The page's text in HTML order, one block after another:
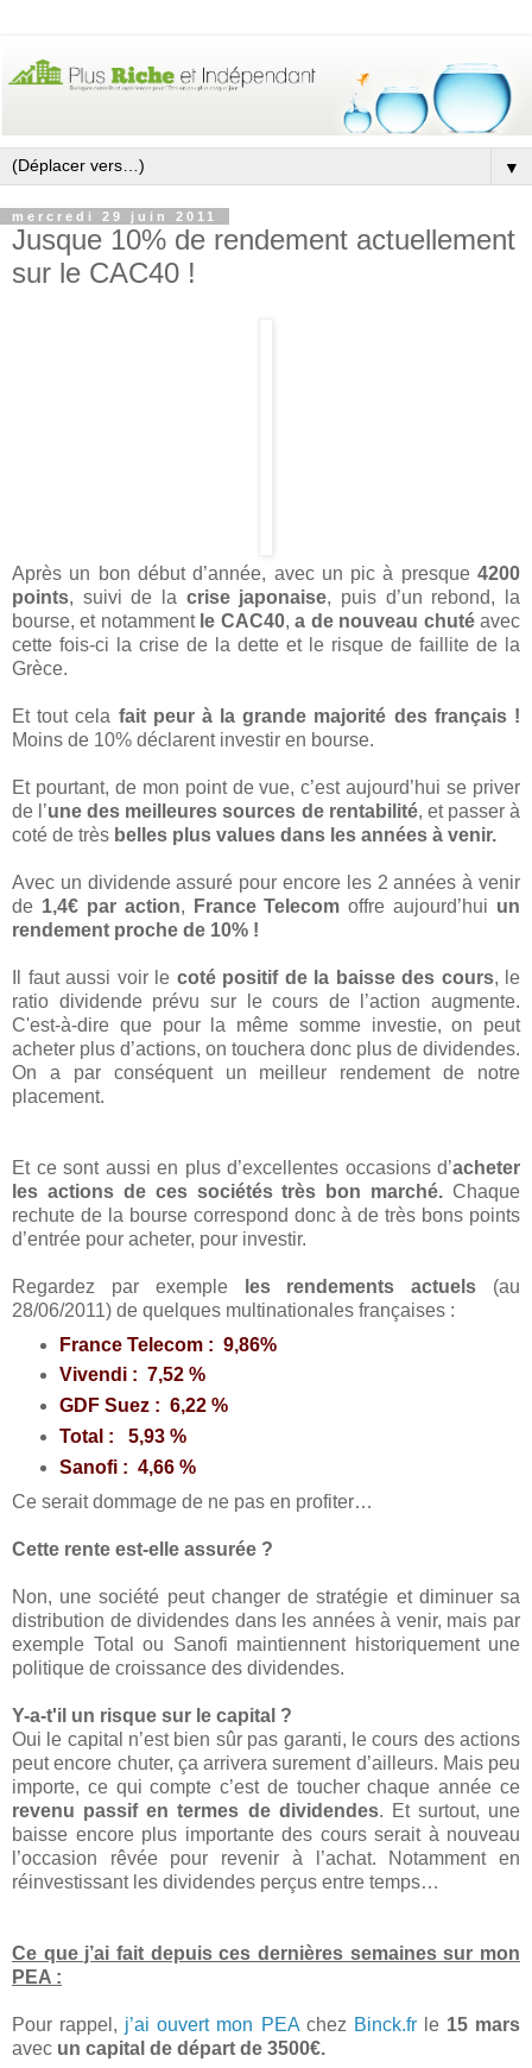
▼
mercredi 29 juin 2011
Jusque 10% de rendement actuellement
sur le CAC40 !
Après un bon début d’année, avec un pic à presque 4200
points, suivi de la crise japonaise, puis d’un rebond, la
bourse, et notamment le CAC40,a de nouveau chutéavec
cette fois-ci la crise de la dette et le risque de faillite de la
Grèce.
Et tout cela fait peur à la grande majorité des français !
Moins de 10% déclarent investir en bourse.
Et pourtant, de mon point de vue, c’est aujourd’hui se priver
de l’une des meilleures sources de rentabilité, et passer à
coté de très belles plus values dans les années à venir.
Avec un dividende assuré pour encore les 2 années à venir
de 1,4€ par action, France Telecom offre aujourd’hui un
rendement proche de 10% !
Il faut aussi voir le coté positif de la baisse des cours, le
ratio dividende prévu sur le cours de l’action augmente.
C'est-à-dire que pour la même somme investie, on peut
acheter plus d’actions, on touchera donc plus de dividendes.
On a par conséquent un meilleur rendement de notre
placement.
Et ce sont aussi en plus d’excellentes occasions d’acheter
les actions de ces sociétés très bon marché. Chaque
rechute de la bourse correspond donc à de très bons points
d’entrée pour acheter, pour investir.
Regardez par exempleles rendements actuels (au
28/06/2011) de quelques multinationales françaises :
France Telecom : 9,86%
Vivendi : 7,52 %
GDF Suez : 6,22 %
Total : 5,93 %
Sanofi : 4,66 %
Ce serait dommage de ne pas en profiter…
Cette rente est-elle assurée ?
Non, une société peut changer de stratégie et diminuer sa
distribution de dividendes dans les années à venir, mais par
exemple Total ou Sanofi maintiennent historiquement une
politique de croissance des dividendes.
Y-a-t'il un risque sur le capital ?
Oui le capital n’est bien sûr pas garanti, le cours des actions
peut encore chuter, ça arrivera surement d’ailleurs. Mais peu
importe, ce qui compte c’est de toucher chaque année ce
revenu passif en termes de dividendes. Et surtout, une
baisse encore plus importante des cours serait à nouveau
l’occasion rêvée pour revenir à l’achat. Notamment en
réinvestissant les dividendes perçus entre temps…
Ce que j’ai fait depuis ces dernières semaines sur mon
PEA :
Pour rappel, j’ai ouvert mon PEAchez Binck.frle 15 mars
avec un capital de départ de 3500€.